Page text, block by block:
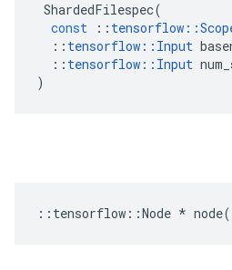
ShardedFilespec(
const
:: tensorflow ::
:: tensorflow :: Input
:: tensorflow :: Input
)
:: tensorflow ::Node * node